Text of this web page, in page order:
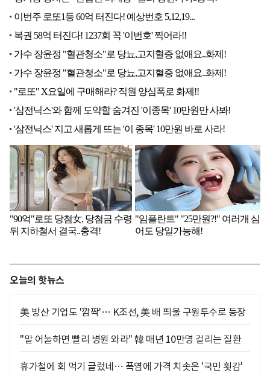
오늘의 핫뉴스
美 방산 기업도 '깜짝'… K조선, 美 배 띄울 구원투수로 등장
"말 어눌하면 빨리 병원 와라" 韓 매년 10만명 걸리는 질환
휴가철에 회 먹기 글렀네… 폭염에 가격 치솟은 '국민 횟감'